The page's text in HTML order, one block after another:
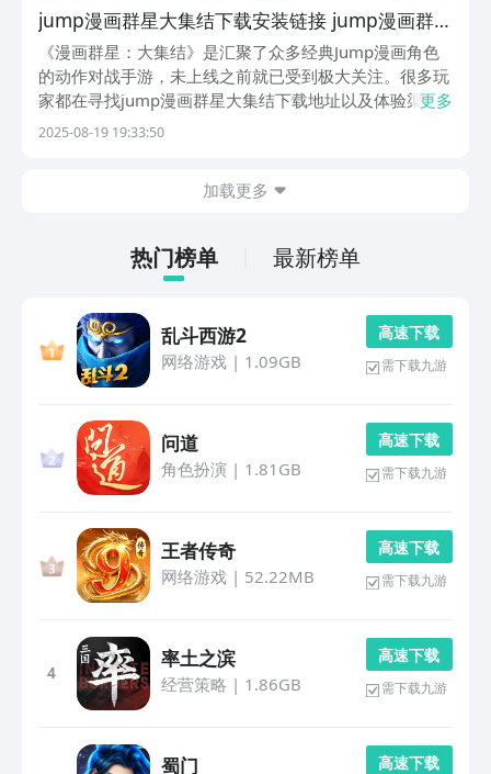
jump漫画群星大集结下载安装链接 jump漫画群星
大集结在哪能玩
《漫画群星：大集结》是汇聚了众多经典Jump漫画角色
的动作对战手游，未上线之前就已受到极大关注。很多玩
家都在寻找jump漫画群星大集结下载地址以及体验渠
道，想知道jump漫画群星大集结在哪能玩？下面就和大
更多
2025-08-19 19:33:50
加载更多
热门榜单 最新榜单
乱斗西游2
网络游戏| 1.09GB
高 速 下 载
需下载九游
问道
角色扮演 | 1.81GB
高 速 下 载
需下载九游
王者传奇
网络游戏| 52.22MB
高 速 下 载
需下载九游
4
率土之滨
经营策略 | 1.86GB
高 速 下 载
需下载九游
蜀门 高 速 下 载